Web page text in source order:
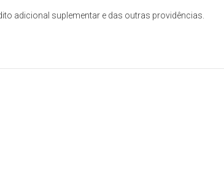
adicional suplementar e das outras providências.